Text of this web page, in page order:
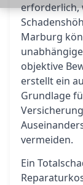
erforderlich,
Marburg
objektive
erstellt ein
Grundlage
vermeiden.
Ein